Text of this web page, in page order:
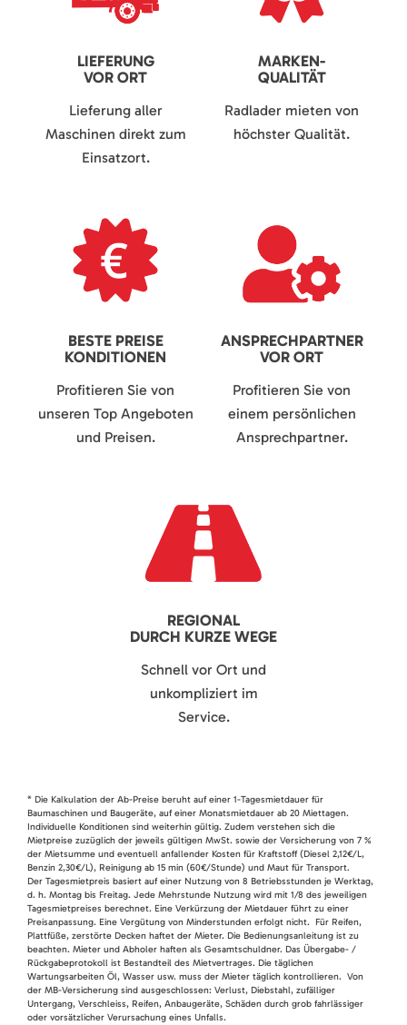
LIEFERUNG
VOR ORT
Lieferung aller
Maschinen direkt zum
Einsatzort.
MARKEN-
QUALITÄT
Radlader mieten von
höchster Qualität.
BESTE PREISE
KONDITIONEN
Profitieren Sie von
unseren Top Angeboten
und Preisen.
ANSPRECHPARTNER
VOR ORT
Profitieren Sie von
einem persönlichen
Ansprechpartner.
REGIONAL
DURCH KURZE WEGE
Schnell vor Ort und
unkompliziert im
Service.
* Die Kalkulation der Ab-Preise beruht auf einer 1-Tagesmietdauer für
Baumaschinen und Baugeräte, auf einer Monatsmietdauer ab 20 Miettagen.
Individuelle Konditionen sind weiterhin gültig. Zudem verstehen sich die
Mietpreise zuzüglich der jeweils gültigen MwSt. sowie der Versicherung von 7 %
der Mietsumme und eventuell anfallender Kosten für Kraftstoff (Diesel 2,12€/L,
Benzin 2,30€/L), Reinigung ab 15 min (60€/Stunde) und Maut für Transport.
Der Tagesmietpreis basiert auf einer Nutzung von 8 Betriebsstunden je Werktag,
d. h. Montag bis Freitag. Jede Mehrstunde Nutzung wird mit 1/8 des jeweiligen
Tagesmietpreises berechnet. Eine Verkürzung der Mietdauer führt zu einer
Preisanpassung. Eine Vergütung von Minderstunden erfolgt nicht. Für Reifen,
Plattfüße, zerstörte Decken haftet der Mieter. Die Bedienungsanleitung ist zu
beachten. Mieter und Abholer haften als Gesamtschuldner. Das Übergabe- /
Rückgabeprotokoll ist Bestandteil des Mietvertrages. Die täglichen
Wartungsarbeiten Öl, Wasser usw. muss der Mieter täglich kontrollieren. Von
der MB-Versicherung sind ausgeschlossen: Verlust, Diebstahl, zufälliger
Untergang, Verschleiss, Reifen, Anbaugeräte, Schäden durch grob fahrlässiger
oder vorsätzlicher Verursachung eines Unfalls.